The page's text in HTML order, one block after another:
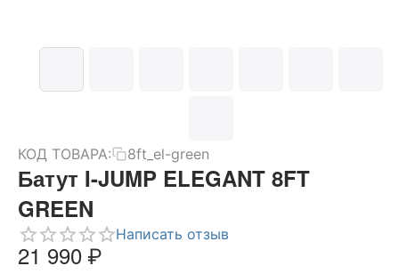
КОД ТОВАРА: 8ft_el-green
Батут I-JUMP ELEGANT 8FT
GREEN
Написать отзыв
21 990₽